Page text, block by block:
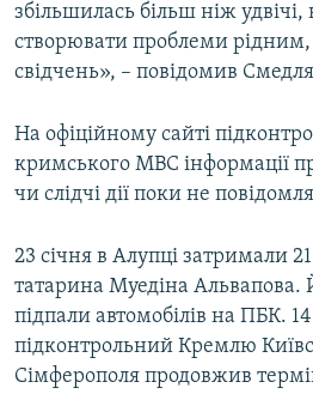
збільшилась більш ніж
створювати проблеми
свідчень», – повідомив
На офіційному сайті
кримського МВС інформації
чи слідчі дії поки не
23 січня в Алупці затримали
татарина Муедіна
підпали автомобілів на ПБК.
підконтрольний Кремлю
Сімферополя продовжив